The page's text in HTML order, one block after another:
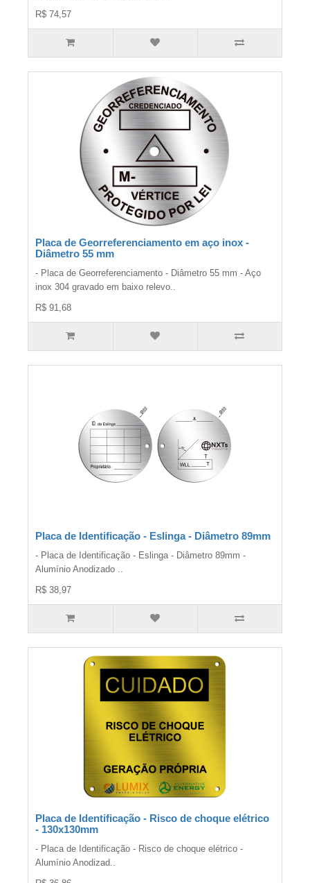
R$ 74,57
Placa de Georreferenciamento em aço inox -
Diâmetro 55 mm
- Placa de Georreferenciamento - Diâmetro 55 mm - Aço
inox 304 gravado em baixo relevo..
R$ 91,68
Placa de Identificação - Eslinga - Diâmetro 89mm
- Placa de Identificação - Eslinga - Diâmetro 89mm -
Alumínio Anodizado ..
R$ 38,97
Placa de Identificação - Risco de choque elétrico
- 130x130mm
- Placa de Identificação - Risco de choque elétrico -
Alumínio Anodizad..